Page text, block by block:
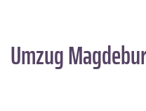
Umzug